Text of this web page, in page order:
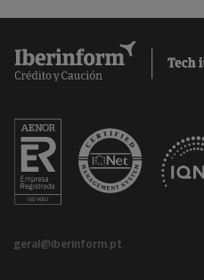
geral@iberinform.pt